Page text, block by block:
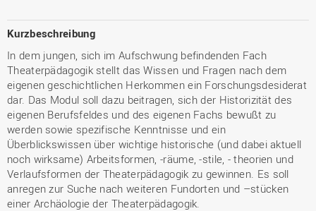
Kurzbeschreibung
In dem jungen, sich im Aufschwung befindenden Fach
Theaterpädagogik stellt das Wissen und Fragen nach dem
eigenen geschichtlichen Herkommen ein Forschungsdesiderat
dar. Das Modul soll dazu beitragen, sich der Historizität des
eigenen Berufsfeldes und des eigenen Fachs bewußt zu
werden sowie spezifische Kenntnisse und ein
Überblickswissen über wichtige historische (und dabei aktuell
noch wirksame) Arbeitsformen, -räume, -stile, - theorien und
Verlaufsformen der Theaterpädagogik zu gewinnen. Es soll
anregen zur Suche nach weiteren Fundorten und –stücken
einer Archäologie der Theaterpädagogik.